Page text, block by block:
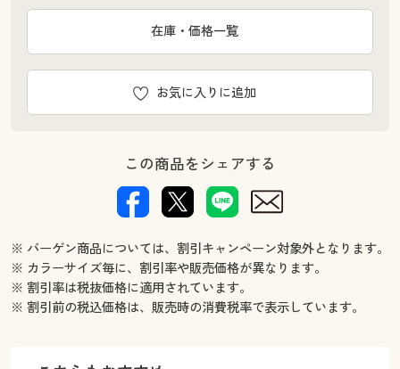
お気に入りに追加
在庫・価格一覧
この商品をシェアする
※ バーゲン商品については、割引キャンペーン対象外となります。
※ カラーサイズ毎に、割引率や販売価格が異なります。
※ 割引率は税抜価格に適用されています。
※ 割引前の税込価格は、販売時の消費税率で表示しています。